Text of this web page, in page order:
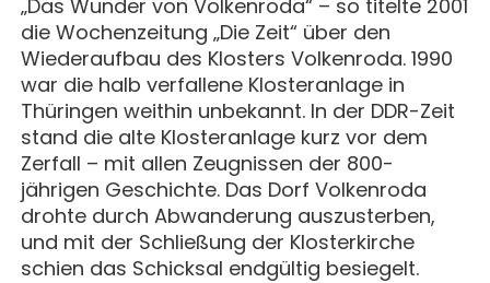
„Das Wunder von Volkenroda“ – so titelte 2001
die Wochenzeitung „Die Zeit“ über den
Wiederaufbau des Klosters Volkenroda. 1990
war die halb verfallene Klosteranlage in
Thüringen weithin unbekannt. In der DDR-Zeit
stand die alte Klosteranlage kurz vor dem
Zerfall – mit allen Zeugnissen der 800-
jährigen Geschichte. Das Dorf Volkenroda
drohte durch Abwanderung auszusterben,
und mit der Schließung der Klosterkirche
schien das Schicksal endgültig besiegelt.